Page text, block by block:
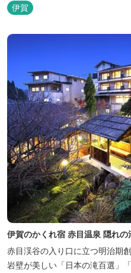
伊賀
伊賀のかくれ宿 赤目温泉 隠れの
赤目渓谷の入り口に立つ明治期
岩壁が美しい「日本の滝百選」